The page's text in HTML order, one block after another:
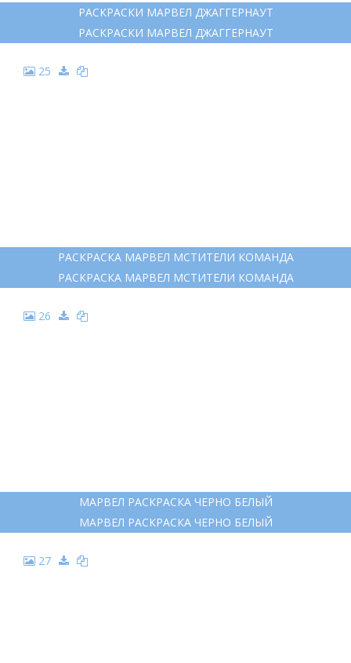
РАСКРАСКИ МАРВЕЛ ДЖАГГЕРНАУТ
РАСКРАСКИ МАРВЕЛ ДЖАГГЕРНАУТ
25
РАСКРАСКА МАРВЕЛ МСТИТЕЛИ КОМАНДА
РАСКРАСКА МАРВЕЛ МСТИТЕЛИ КОМАНДА
26
МАРВЕЛ РАСКРАСКА ЧЕРНО БЕЛЫЙ
МАРВЕЛ РАСКРАСКА ЧЕРНО БЕЛЫЙ
27